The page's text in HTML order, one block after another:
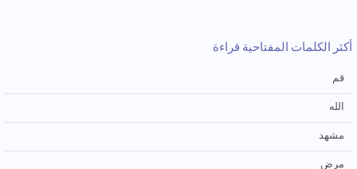
أكثر الكلمات المفتاحية قراءة
قم
الله
مشهد
مرض